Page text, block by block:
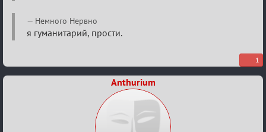
Немного Нервно
я гуманитарий, прости.
1
Anthurium